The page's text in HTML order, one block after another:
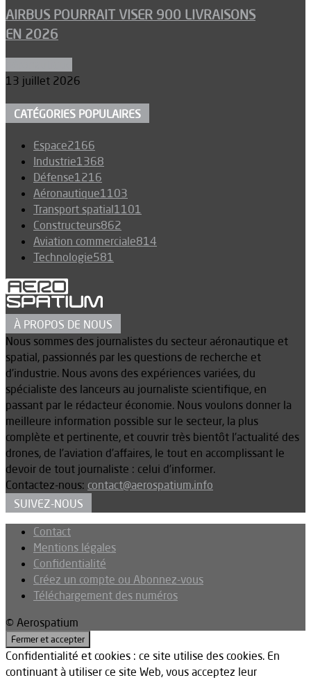
AIRBUS POURRAIT VISER 900 LIVRAISONS
EN 2026
13 juillet 2026
CATÉGORIES POPULAIRES
Espace2166
Industrie1368
Défense1216
Aéronautique1103
Transport spatial1101
Constructeurs862
Aviation commerciale814
Technologie581
À PROPOS DE NOUS
Nous sommes des journalistes du secteur aéronautique et
spatial, passionnés par les questions de recherche et
d’industrie. Nous avons des expériences variées, du
spécialiste des lanceurs au journaliste scientifique, en
passant par le rédacteur économie. Nous voulons donner la
meilleure information possible sur le secteur, la plus
complète et pertinente, et couvrir très bientôt l’actualité des
drones, de l’aviation d’affaires, le tout en accomplissant le
devoir de tout journaliste : celui d’informer.
Contactez-nous: contact@aerospatium.info
SUIVEZ-NOUS
Contact
Mentions légales
Confidentialité
Créez un compte ou Abonnez-vous
Téléchargement des numéros
© Aerospatium
Confidentialité et cookies : ce site utilise des cookies. En
continuant à utiliser ce site Web, vous acceptez leur